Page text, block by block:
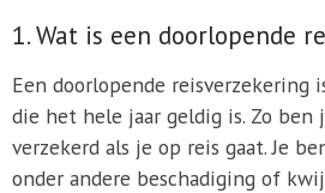
1. Wat is een doorlopende
Een doorlopende reisverzekering
die het hele jaar geldig is. Zo
verzekerd als je op reis gaat. Je
onder andere beschadiging of